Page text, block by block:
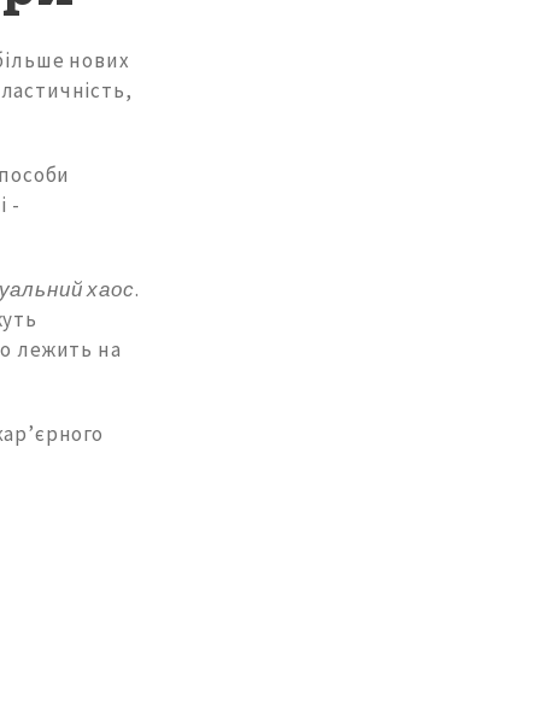
нових
-
хаос.
лежить на